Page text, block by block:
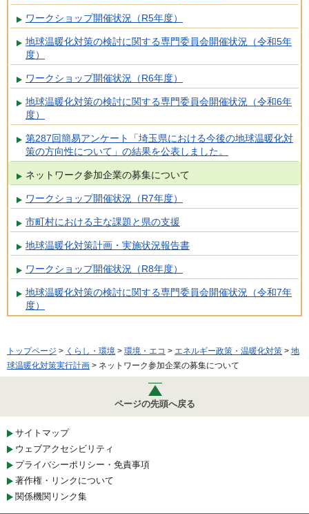
ワークショップ開催状況（R5年度）
地球温暖化対策の検討に関する専門委員会開催状況（令和5年
度）
ワークショップ開催状況（R6年度）
地球温暖化対策の検討に関する専門委員会開催状況（令和6年
度）
第287回簡易アンケート「埼玉県における今後の地球温暖化対
策の方向性について」の結果を公表しました。
ネットワーク参加企業の募集について
ワークショップ開催状況（R7年度）
市町村における主な課題と県の支援
地球温暖化対策計画・実施状況報告書
ワークショップ開催状況（R8年度）
地球温暖化対策の検討に関する専門委員会開催状況（令和7年
度）
トップページ > くらし・環境 > 環境・エコ > エネルギー政策・温暖化対策 > 地
球温暖化対策実行計画 > ネットワーク参加企業の募集について
ページの先頭へ戻る
サイトマップ
ウェブアクセシビリティ
プライバシーポリシー・免責事項
著作権・リンクについて
関係機関リンク集